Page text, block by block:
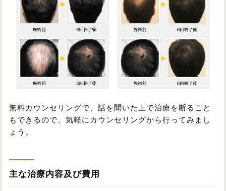
無料カウンセリングで、話を聞いた上で治療を断ること
もできるので、気軽にカウンセリングから行ってみまし
ょう。
主な治療内容及び費用